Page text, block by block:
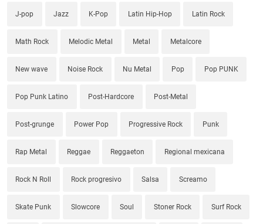
J-pop Jazz K-Pop Latin Hip-Hop Latin Rock
Math Rock Melodic Metal Metal Metalcore
New wave Noise Rock Nu Metal Pop Pop PUNK
Pop Punk Latino Post-Hardcore Post-Metal
Post-grunge Power Pop Progressive Rock Punk
Rap Metal Reggae Reggaeton Regional mexicana
Rock N Roll Rock progresivo Salsa Screamo
Skate Punk Slowcore Soul Stoner Rock Surf Rock